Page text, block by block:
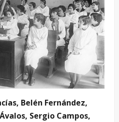
Belén Fernández,
Sergio Campos,